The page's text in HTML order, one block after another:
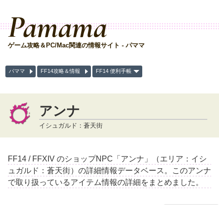
Pamama
ゲーム攻略＆PC/Mac関連の情報サイト - パママ
パママ FF14攻略＆情報 FF14 便利手帳
アンナ
イシュガルド：蒼天街
FF14 / FFXIV のショップNPC「アンナ」（エリア：イシ
ュガルド：蒼天街）の詳細情報データベース。このアンナ
で取り扱っているアイテム情報の詳細をまとめました。